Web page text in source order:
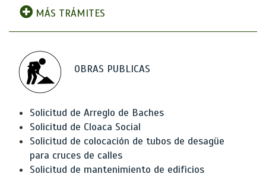
MÁS TRÁMITES
OBRAS PUBLICAS
Solicitud de Arreglo de Baches
Solicitud de Cloaca Social
Solicitud de colocación de tubos de desagüe
para cruces de calles
Solicitud de mantenimiento de edificios